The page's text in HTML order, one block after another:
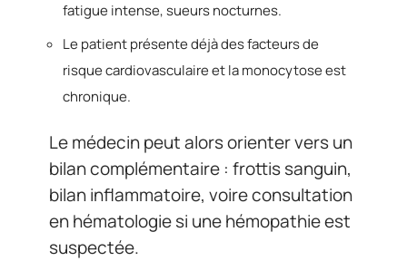
fatigue intense, sueurs nocturnes.
Le patient présente déjà des facteurs de
risque cardiovasculaire et la monocytose est
chronique.
Le médecin peut alors orienter vers un
bilan complémentaire : frottis sanguin,
bilan inflammatoire, voire consultation
en hématologie si une hémopathie est
suspectée.